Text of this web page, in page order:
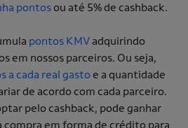
pontosou até 5% de cashback.
pontos KMV adquirindo
em nossos parceiros. Ou seja,
a cada real gastoe a quantidade
de acordo com cada parceiro.
pelo cashback, pode ganhar
compra em forma de crédito para